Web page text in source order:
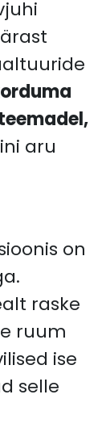
aru
on
raske
ruum
ise
selle